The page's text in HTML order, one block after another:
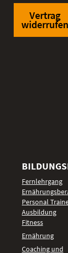
Vertrag
widerrufen
Fernlehrgang
Personal
Ausbildung
Fitness
Ernährung
Coaching und